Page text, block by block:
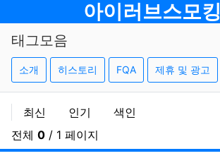
아이러브스모킹
태그모음
소개 히스토리 FQA 제휴 및 광고
최신 인기
색인
전체 0 / 1 페이지